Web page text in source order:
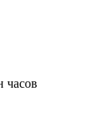
часов